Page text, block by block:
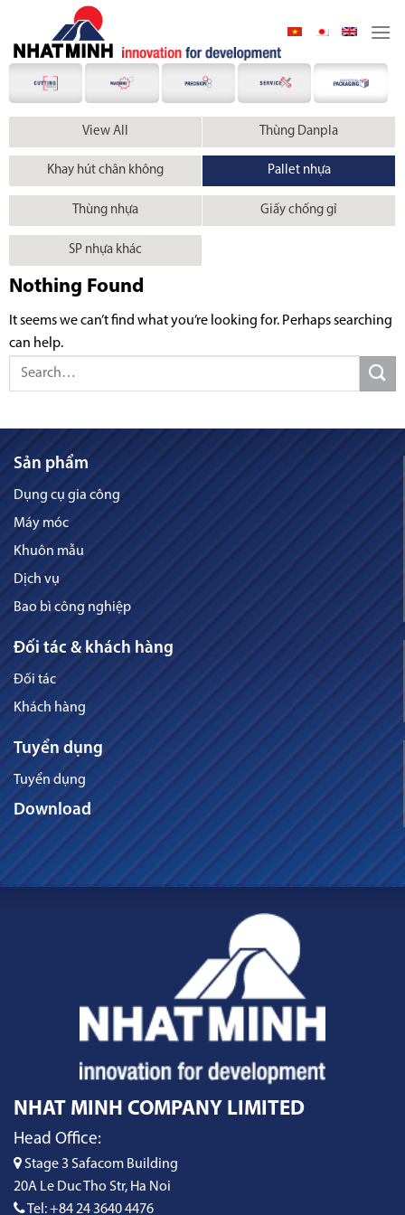
content
View All Thùng Danpla
Khay hút chân không Pallet nhựa
Thùng nhựa Giấy chống gỉ
SP nhựa khác
Nothing Found
It seems we can’t find what you’re looking for. Perhaps searching
can help.
Sản phẩm
Dụng cụ gia công
Máy móc
Khuôn mẫu
Dịch vụ
Bao bì công nghiệp
Đối tác & khách hàng
Đối tác
Khách hàng
Tuyển dụng
Tuyển dụng
Download
NHAT MINH COMPANY LIMITED
Head Office:
Stage 3 Safacom Building
20A Le Duc Tho Str, Ha Noi
Tel: +84 24 3640 4476